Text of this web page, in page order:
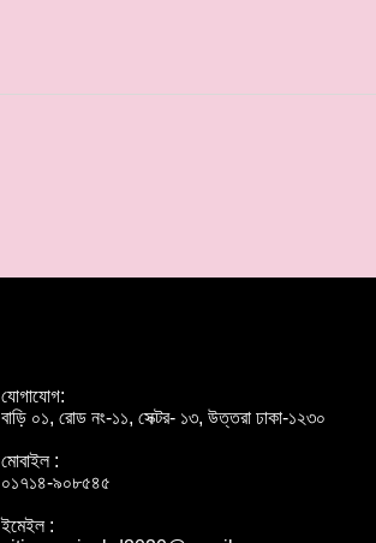
যোগাযোগ:
বাড়ি ০১, রোড নং-১১, সেক্টর- ১৩, উত্তরা ঢাকা-১২৩০
মোবাইল :
০১৭১৪-৯০৮৫৪৫
ইমেইল :